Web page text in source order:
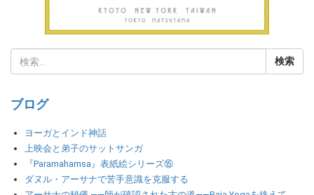
ブログ
ヨーガとインド神話
上映会と弟子のサットサンガ
『Paramahamsa』表紙絵シリーズ⑮
ダヌル・アーサナで苦手意識を克服する